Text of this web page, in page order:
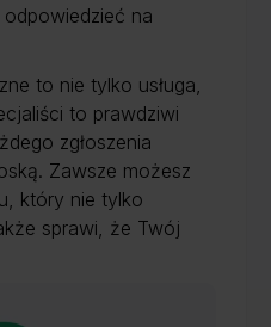
na
to nie tylko usługa,
to prawdziwi
zgłoszenia
Zawsze możesz
który nie tylko
sprawi, że Twój